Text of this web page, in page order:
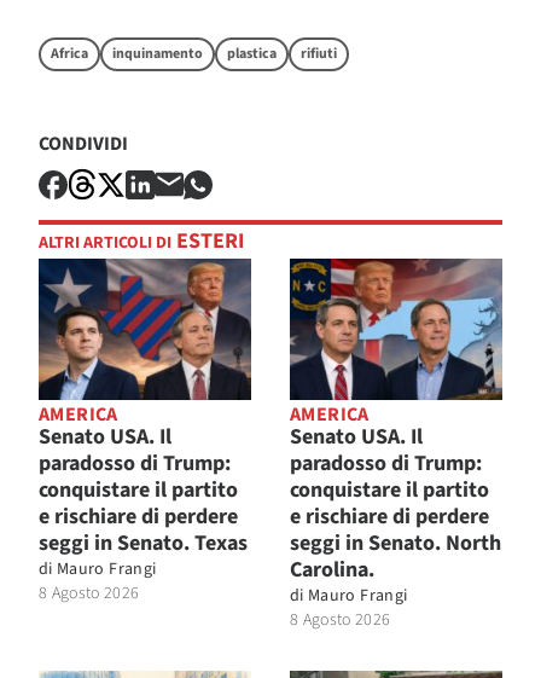
Africa inquinamento plastica rifiuti
CONDIVIDI
ALTRI ARTICOLI DI ESTERI
AMERICA
Senato USA. Il
paradosso di Trump:
conquistare il partito
e rischiare di perdere
seggi in Senato. Texas
di Mauro Frangi
8 Agosto 2026
AMERICA
Senato USA. Il
paradosso di Trump:
conquistare il partito
e rischiare di perdere
seggi in Senato. North
Carolina.
di Mauro Frangi
8 Agosto 2026